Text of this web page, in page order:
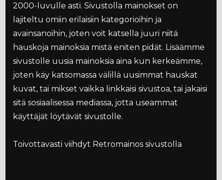
2000-luvulle asti. Sivustolla mainokset on
lajiteltu omiin erilaisiin kategorioihin ja
avainsanoihin, joten voit katsella juuri niitä
hauskoja mainoksia mistä eniten pidät. Lisäämme
sivustolle uusia mainoksia aina kun kerkeämme,
joten käy katsomassa välillä uusimmat hauskat
kuvat, tai mikset vaikka linkkaisi sivustoa, tai jakaisi
sitä sosiaalisessa mediassa, jotta useammat
käyttäjät löytävät sivustolle.
Toivottavasti viihdyt Retromainos sivustolla